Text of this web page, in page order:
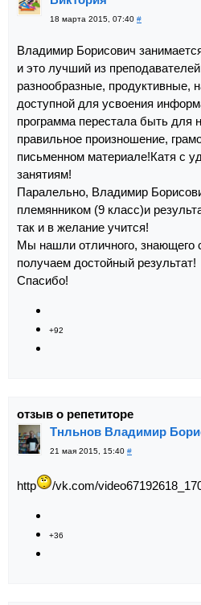
18 марта 2015, 07:40 #
Владимир Борисович
и это лучший из
разнообразные, продуктивные,
доступной для усвоения
программа перестала быть для
правильное произношение,
письменном материале!Катя с
занятиям!
Паралельно, Владимир
племянником (9 класс)и
так и в желание учится!
Мы нашли отличного, знающего
получаем достойный результат!
Спасибо!
+92
отзыв о репетиторе
Тнльнов Владимир
21 мая 2015, 15:40 #
http /vk.com/
+36